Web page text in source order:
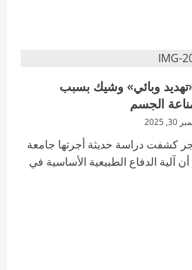
وبائي» وشيك بسبب
الجسم
2025
كشفت دراسة حديثة أجرتها جامعة
أن آلية الدفاع الطبيعية الأساسية في